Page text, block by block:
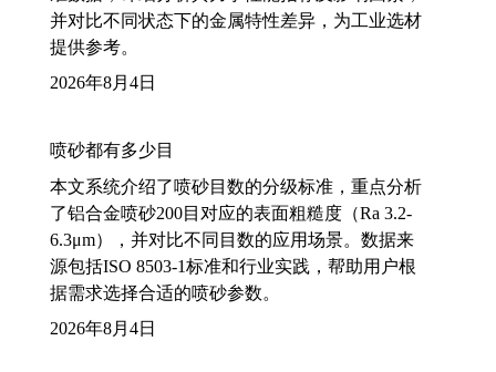
并对比不同状态下的金属特性差异，为工业选材
提供参考。
2026年8月4日
喷砂都有多少目
本文系统介绍了喷砂目数的分级标准，重点分析
了铝合金喷砂200目对应的表面粗糙度（Ra 3.2-
6.3μm），并对比不同目数的应用场景。数据来
源包括ISO 8503-1标准和行业实践，帮助用户根
据需求选择合适的喷砂参数。
2026年8月4日